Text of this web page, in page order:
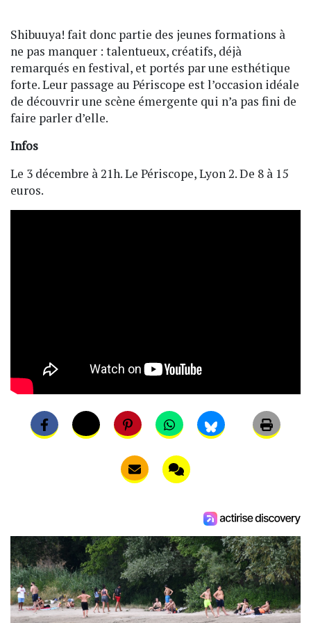
Shibuuya! fait donc partie des jeunes formations à
ne pas manquer : talentueux, créatifs, déjà
remarqués en festival, et portés par une esthétique
forte. Leur passage au Périscope est l’occasion idéale
de découvrir une scène émergente qui n’a pas fini de
faire parler d’elle.
Infos
Le 3 décembre à 21h. Le Périscope, Lyon 2. De 8 à 15
euros.